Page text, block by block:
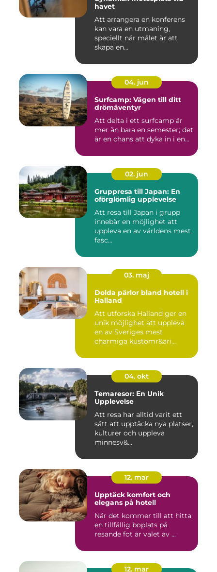
havet
Att arrangera en konferens
kan vara en utmaning,
speciellt när målet är att
skapa en...
04. jun
Surfcamp: Vägen till ditt
drömäventyr
Att delta i ett surfcamp är
mer än bara en semester; det
är en chans att dyka in i en...
02. jun
Gruppresa till Japan: En
oförglömlig upplevelse
Att resa till Japan i grupp
innebär en möjlighet att
uppleva en av världens mest
fasc...
03. maj
Dolda pärlor bland hotell i
Halland
Att utforska Halland ger en
unik möjlighet att uppleva
en av Sveriges mest
charmiga kustomr&ari...
04. okt
Temaresor: En Unik
Upplevelse
Att resa har alltid varit ett
sätt att upptäcka nya platser,
kulturer och uppleva
minnesv&...
12. mar
Upptäck komfort och
elegans på hotell
När det kommer till att hitta
en tillfällig boplats på
resande fot är valet av ...
12. mar